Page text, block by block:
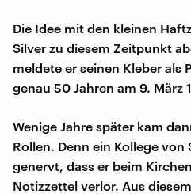
Die Idee mit den kleinen
Silver zu diesem Zeitpunkt
meldete er seinen Kleber als
genau 50 Jahren am 9. März
Wenige Jahre später kam
Rollen. Denn ein Kollege von
genervt, dass er beim
Notizzettel verlor. Aus